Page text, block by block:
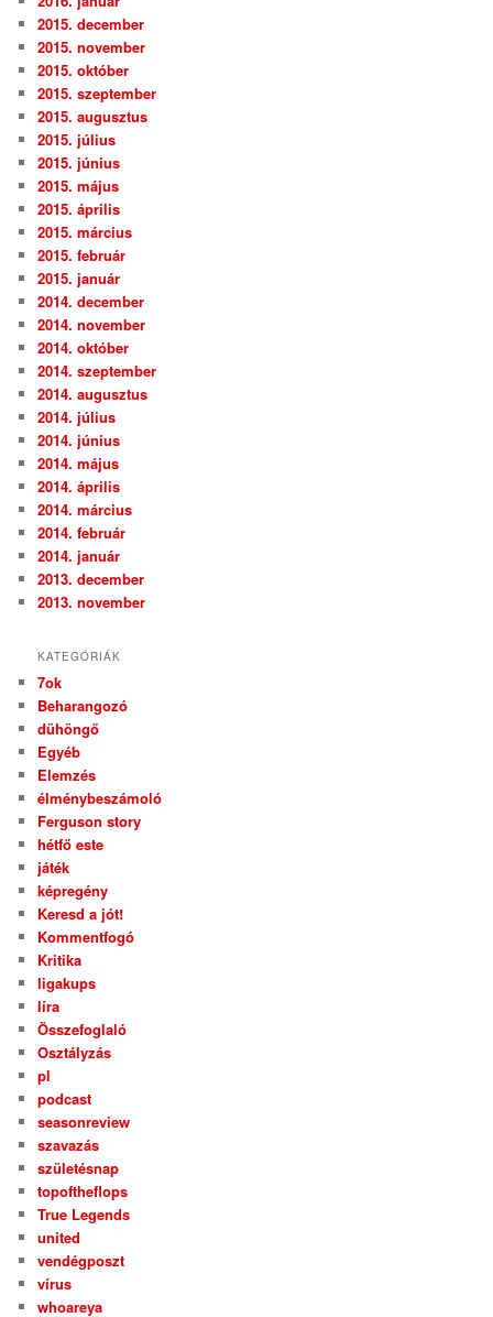
2015. december
2015. november
2015. október
2015. szeptember
2015. augusztus
2015. július
2015. június
2015. május
2015. április
2015. március
2015. február
2015. január
2014. december
2014. november
2014. október
2014. szeptember
2014. augusztus
2014. július
2014. június
2014. május
2014. április
2014. március
2014. február
2014. január
2013. december
2013. november
KATEGÓRIÁK
7ok
Beharangozó
dühöngő
Egyéb
Elemzés
élménybeszámoló
Ferguson story
hétfő este
játék
képregény
Keresd a jót!
Kommentfogó
Kritika
ligakups
líra
Összefoglaló
Osztályzás
pl
podcast
seasonreview
szavazás
születésnap
topoftheflops
True Legends
united
vendégposzt
vírus
whoareya